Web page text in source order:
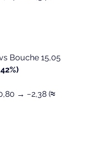
Bouche 15,05
→ −2,38 (≈